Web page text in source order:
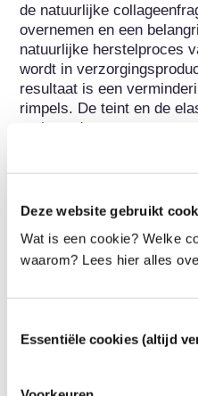
Deze website gebruikt
Wat is een cookie? Welke
waarom? Lees hier alles
Essentiële cookies (altijd
de natuurlijke
overnemen en een
natuurlijke herstelproces
wordt in
resultaat is een
rimpels. De teint en de
verbeterd.
Behoort tot de volgende
Ingrediënten voor
Cosmetica Regulering
op: er kunnen andere